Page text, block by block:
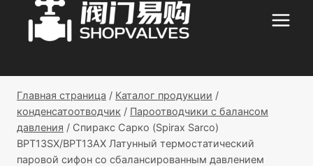
контенту
Главная страница / Каталог продукции /
конденсатоотводчик / Пароотводчики с балансом
давления / Спиракс Сарко (Spirax Sarco)
BPT13SX/BPT13AX Латунный термостатический
паровой сифон со сбалансированным давлением